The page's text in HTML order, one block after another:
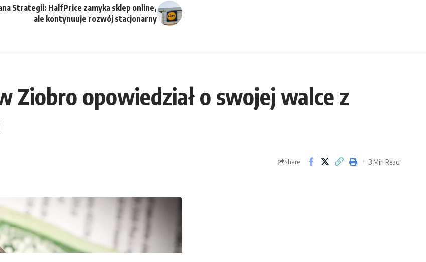
Strategii: HalfPrice zamyka sklep online,
ale kontynuuje rozwój stacjonarny
Ziobro opowiedział o swojej walce z
Share 3 Min Read